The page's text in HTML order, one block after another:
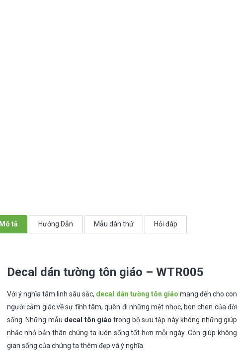
Mô tả Hướng Dẫn Mẫu dán thử Hỏi đáp
Decal dán tường tôn giáo – WTR005
Với ý nghĩa tâm linh sâu sắc, decal dán tường tôn giáo mang đến cho con
người cảm giác về sự tĩnh tâm, quên đi những mệt nhọc, bon chen của đời
sống. Những mẫu decal tôn giáo trong bộ sưu tập này không những giúp
nhắc nhở bản thân chúng ta luôn sống tốt hơn mỗi ngày. Còn giúp không
gian sống của chúng ta thêm đẹp và ý nghĩa.